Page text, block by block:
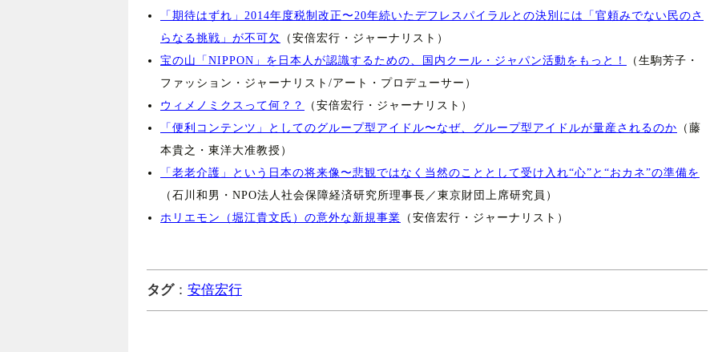
「期待はずれ」2014年度税制改正〜20年続いたデフレスパイラルとの決別には「官頼みでない民のさ
らなる挑戦」が不可欠
（安倍宏行・ジャーナリスト）
宝の山「NIPPON」を日本人が認識するための、国内クール・ジャパン活動をもっと！
（生駒芳子・
ファッション・ジャーナリスト/アート・プロデューサー）
ウィメノミクスって何？？
（安倍宏行・ジャーナリスト）
「便利コンテンツ」としてのグループ型アイドル〜なぜ、グループ型アイドルが量産されるのか （藤
本貴之・東洋大准教授）
「老老介護」という日本の将来像〜悲観ではなく当然のこととして受け入れ“心”と“おカネ”の準備を
（石川和男・NPO法人社会保障経済研究所理事長／東京財団上席研究員）
ホリエモン（堀江貴文氏）の意外な新規事業 （安倍宏行・ジャーナリスト）
タグ： 安倍宏行